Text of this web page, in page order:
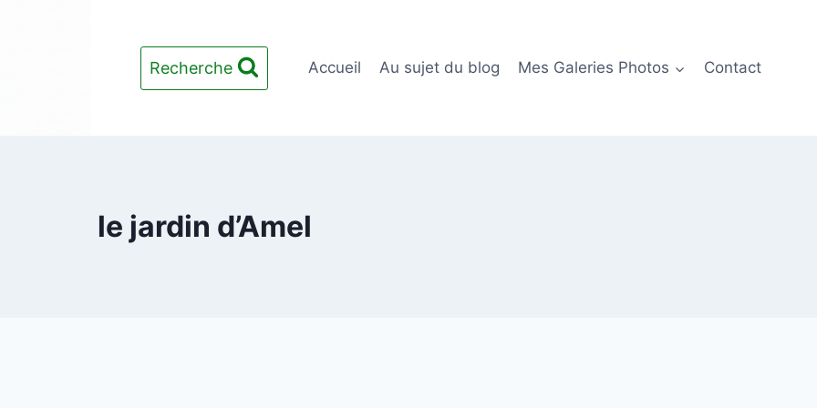
Recherche Accueil Au sujet du blog Mes Galeries Photos Contact
le jardin d’Amel